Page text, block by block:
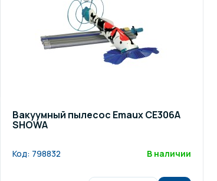
Освещение и подсветка для
бассейна
Отделочные материалы
Вакуумный пылесос Emaux CE306А
SHOWA
Код: 798832 В наличии